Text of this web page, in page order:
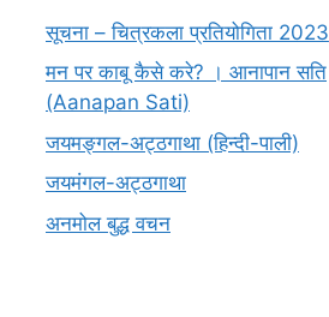
सूचना – चित्रकला प्रतियोगिता 2023
मन पर काबू कैसे करे? । आनापान सति
(Aanapan Sati)
जयमङ्गल-अट्ठगाथा (हिन्दी-पाली)
जयमंगल-अट्ठगाथा
अनमोल बुद्ध वचन